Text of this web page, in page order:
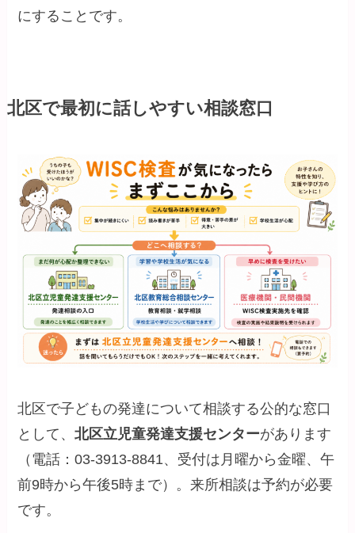
にすることです。
北区で最初に話しやすい相談窓口
北区で子どもの発達について相談する公的な窓口
として、北区立児童発達支援センターがあります
（電話：03-3913-8841、受付は月曜から金曜、午
前9時から午後5時まで）。来所相談は予約が必要
です。